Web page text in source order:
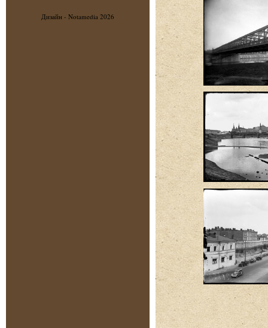
Дизайн - Notamedia 2026